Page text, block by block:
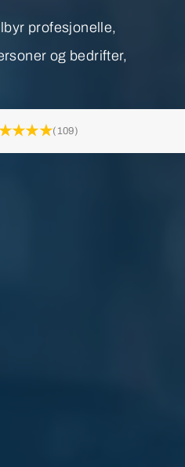
profesjonelle,
og bedrifter,
(109)